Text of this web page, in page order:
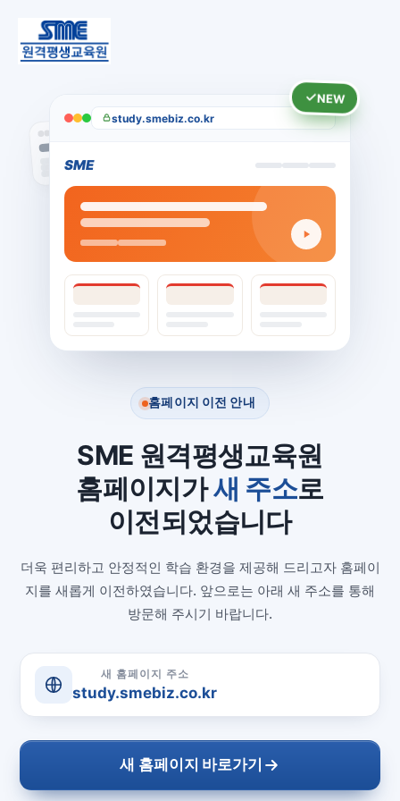
홈페이지 이전 안내
SME 원격평생교육원
홈페이지가새 주소로
이전되었습니다
더욱 편리하고 안정적인 학습 환경을 제공해 드리고자 홈페이
지를 새롭게 이전하였습니다. 앞으로는 아래 새 주소를 통해
방문해 주시기 바랍니다.
새 홈페이지 주소
study.smebiz.co.kr
새 홈페이지 바로가기
NEW
study.smebiz.co.kr
SME